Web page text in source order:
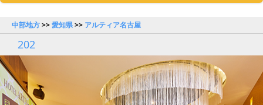
中部地方>>愛知県>> アルティア名古屋
202